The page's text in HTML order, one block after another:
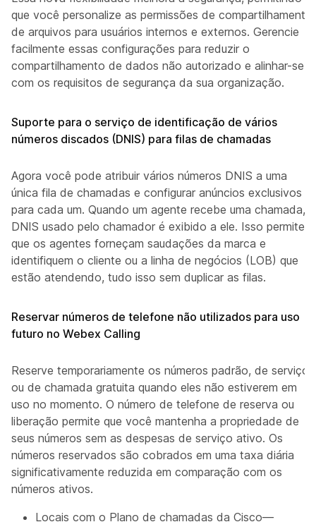
que você personalize as permissões de compartilhamento
de arquivos para usuários internos e externos. Gerencie
facilmente essas configurações para reduzir o
compartilhamento de dados não autorizado e alinhar-se
com os requisitos de segurança da sua organização.
Suporte para o serviço de identificação de vários
números discados (DNIS) para filas de chamadas
Agora você pode atribuir vários números DNIS a uma
única fila de chamadas e configurar anúncios exclusivos
para cada um. Quando um agente recebe uma chamada, o
DNIS usado pelo chamador é exibido a ele. Isso permite
que os agentes forneçam saudações da marca e
identifiquem o cliente ou a linha de negócios (LOB) que
estão atendendo, tudo isso sem duplicar as filas.
Reservar números de telefone não utilizados para uso
futuro no Webex Calling
Reserve temporariamente os números padrão, de serviço
ou de chamada gratuita quando eles não estiverem em
uso no momento. O número de telefone de reserva ou
liberação permite que você mantenha a propriedade de
seus números sem as despesas de serviço ativo. Os
números reservados são cobrados em uma taxa diária
significativamente reduzida em comparação com os
números ativos.
Locais com o Plano de chamadas da Cisco—